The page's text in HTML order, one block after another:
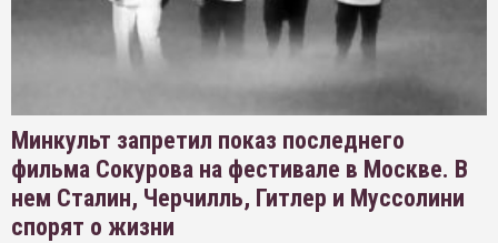
Минкульт запретил показ последнего
фильма Сокурова на фестивале в Москве. В
нем Сталин, Черчилль, Гитлер и Муссолини
спорят о жизни